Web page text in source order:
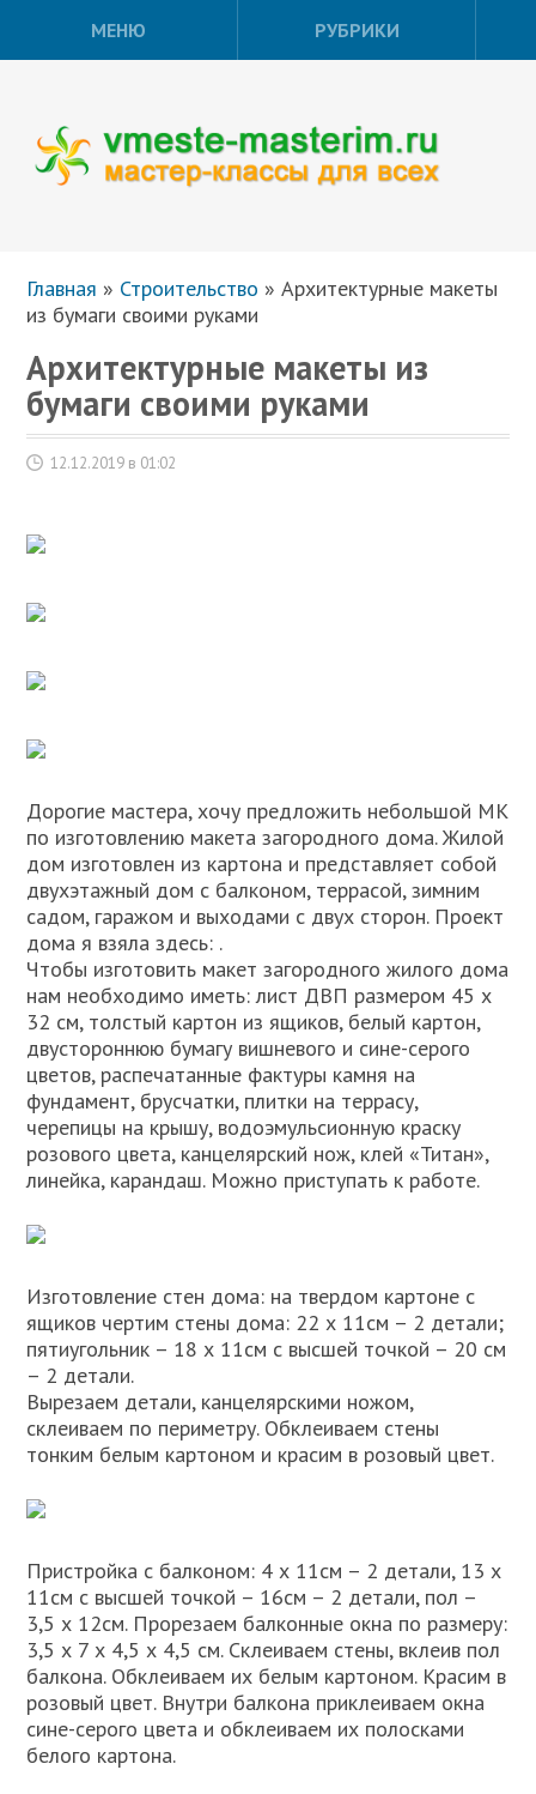
МЕНЮ РУБРИКИ
Главная » Строительство »Архитектурные макеты
из бумаги своими руками
Архитектурные макеты из
бумаги своими руками
12.12.2019 в 01:02
Дорогие мастера, хочу предложить небольшой МК
по изготовлению макета загородного дома. Жилой
дом изготовлен из картона и представляет собой
двухэтажный дом с балконом, террасой, зимним
садом, гаражом и выходами с двух сторон. Проект
дома я взяла здесь: .
Чтобы изготовить макет загородного жилого дома
нам необходимо иметь: лист ДВП размером 45 х
32 см, толстый картон из ящиков, белый картон,
двустороннюю бумагу вишневого и сине-серого
цветов, распечатанные фактуры камня на
фундамент, брусчатки, плитки на террасу,
черепицы на крышу, водоэмульсионную краску
розового цвета, канцелярский нож, клей «Титан»,
линейка, карандаш. Можно приступать к работе.
Изготовление стен дома: на твердом картоне с
ящиков чертим стены дома: 22 х 11см – 2 детали;
пятиугольник – 18 х 11см с высшей точкой – 20 см
– 2 детали.
Вырезаем детали, канцелярскими ножом,
склеиваем по периметру. Обклеиваем стены
тонким белым картоном и красим в розовый цвет.
Пристройка с балконом: 4 х 11см – 2 детали, 13 х
11см с высшей точкой – 16см – 2 детали, пол –
3,5 х 12см. Прорезаем балконные окна по размеру:
3,5 х 7 х 4,5 х 4,5 см. Склеиваем стены, вклеив пол
балкона. Обклеиваем их белым картоном. Красим в
розовый цвет. Внутри балкона приклеиваем окна
сине-серого цвета и обклеиваем их полосками
белого картона.